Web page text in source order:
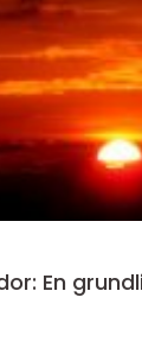
En